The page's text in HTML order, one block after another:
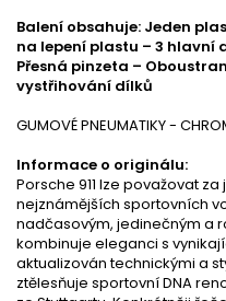
Balení obsahuje: Jeden
na lepení plastu – 3 hlavní
Přesná pinzeta –
vystřihování dílků
GUMOVÉ PNEUMATIKY -
Informace o originálu:
Porsche 911 lze považovat
nejznámějších sportovních
nadčasovým, jedinečným a
kombinuje eleganci s
aktualizován technickými a
ztělesňuje sportovní DNA